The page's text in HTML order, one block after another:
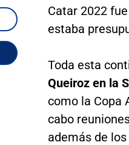
Catar 2022
estaba
Toda esta
Queiroz en la
como la Copa
cabo
además de